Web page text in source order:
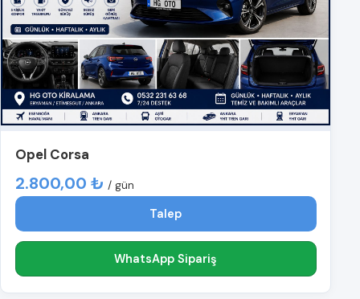
Opel Corsa
2.800,00 ₺ / gün
Talep
WhatsApp Sipariş